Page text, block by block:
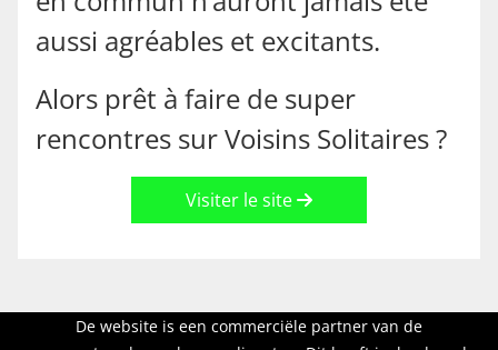
aussi agréables et excitants.
Alors prêt à faire de super
rencontres sur Voisins Solitaires ?
Visiter le site
De website is een commerciële partner van de